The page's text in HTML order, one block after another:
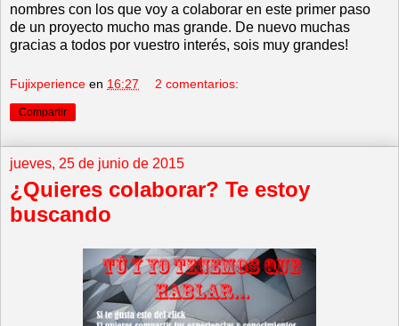
nombres con los que voy a colaborar en este primer paso
de un proyecto mucho mas grande. De nuevo muchas
gracias a todos por vuestro interés, sois muy grandes!
Fujixperience en 16:27 2 comentarios:
Compartir
jueves, 25 de junio de 2015
¿Quieres colaborar? Te estoy
buscando